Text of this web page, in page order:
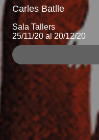
Carles Batlle
Sala Tallers
25/11/20 al 20/12/20